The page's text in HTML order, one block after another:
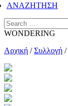
ΑΝΑΖΗΤΗΣΗ
WONDERING
Αρχική /Συλλογή /